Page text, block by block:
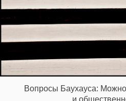
Вопросы Баухауса: Можно
и